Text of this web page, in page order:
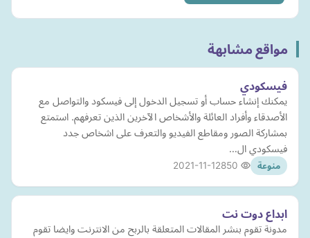
مواقع مشابهة
فيسكودي
يمكنك إنشاء حساب أو تسجيل الدخول إلى فيسكود والتواصل مع
الأصدقاء وأفراد العائلة والأشخاص الآخرين الذين تعرفهم. استمتع
بمشاركة الصور ومقاطع الفيديو والتعرف على اشخاص جدد
فيسكودي ال…
منوعة 2021-11-12
ابداع دوت نت
مدونة تقوم بنشر المقالات المتعلقة بالربح من الانترنت وايضا تقوم